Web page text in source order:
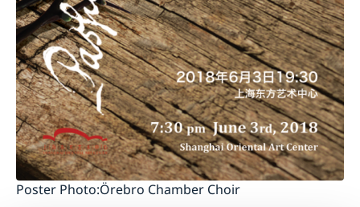
Poster Photo:Örebro Chamber Choir